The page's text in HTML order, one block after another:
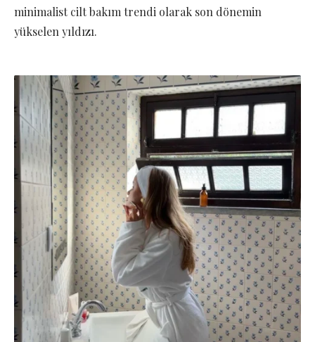
minimalist cilt bakım trendi olarak son dönemin
yükselen yıldızı.